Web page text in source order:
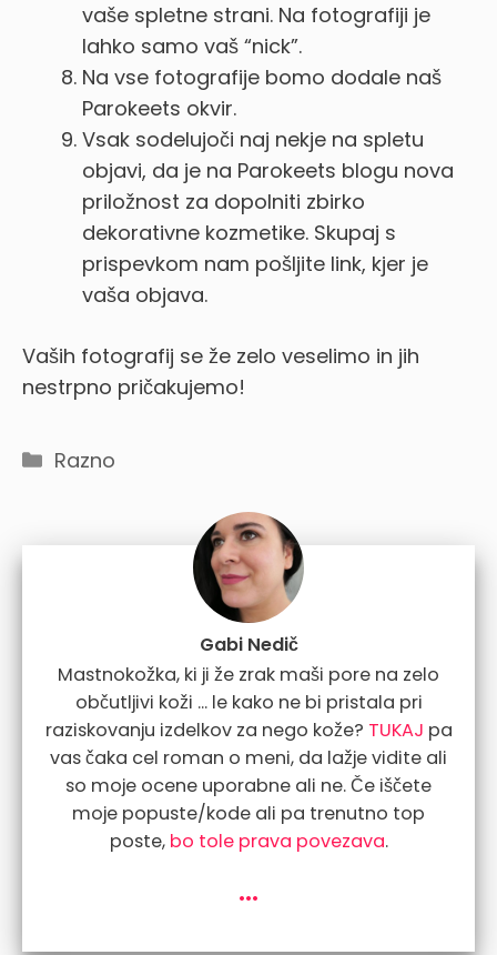
vaše spletne strani. Na fotografiji je
lahko samo vaš “nick”.
Na vse fotografije bomo dodale naš
Parokeets okvir.
Vsak sodelujoči naj nekje na spletu
objavi, da je na Parokeets blogu nova
priložnost za dopolniti zbirko
dekorativne kozmetike. Skupaj s
prispevkom nam pošljite link, kjer je
vaša objava.
Vaših fotografij se že zelo veselimo in jih
nestrpno pričakujemo!
Categories
Razno
Gabi Nedič
Mastnokožka, ki ji že zrak maši pore na zelo
občutljivi koži ... le kako ne bi pristala pri
raziskovanju izdelkov za nego kože? TUKAJ pa
vas čaka cel roman o meni, da lažje vidite ali
so moje ocene uporabne ali ne. Če iščete
moje popuste/kode ali pa trenutno top
poste, bo tole prava povezava.
...